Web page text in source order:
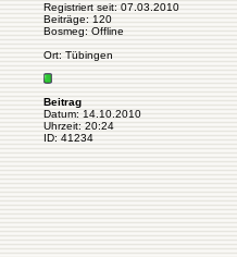
Registriert seit: 07.03.2010
Beiträge: 120
Bosmeg: Offline
Ort: Tübingen
Beitrag
Datum: 14.10.2010
Uhrzeit: 20:24
ID: 41234